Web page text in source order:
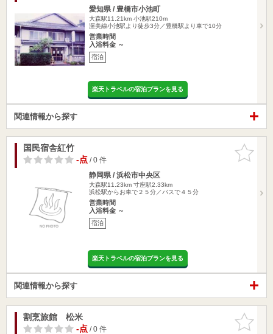
愛知県 / 豊橋市小池町
大森駅11.21km 小池駅210m
渥美線小池駅より徒歩3分／豊橋駅より車で10分
営業時間
入浴料金 ～
宿泊
楽天トラベルの宿泊プランを見る
関連情報から探す
お気に入
りに追加
国民宿舎紅竹
-点/ 0 件
静岡県 / 浜松市中央区
大森駅11.23km 寸座駅2.33km
浜松駅からお車で２５分／バスで４５分
営業時間
入浴料金 ～
宿泊
楽天トラベルの宿泊プランを見る
関連情報から探す
お気に入
りに追加
割烹旅館 松米
-点/ 0 件